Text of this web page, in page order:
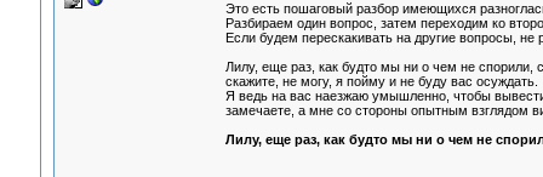
Это есть пошаговый разбор имеющихся
Разбираем один вопрос, затем переходим ко
Если будем перескакивать на другие вопросы,
Лилу, еще раз, как будто мы ни о чем не
скажите, не могу, я пойму и не буду вас осуждать.
Я ведь на вас наезжаю умышленно, чтобы
замечаете, а мне со стороны опытным взглядом
Лилу, еще раз, как будто мы ни о чем не